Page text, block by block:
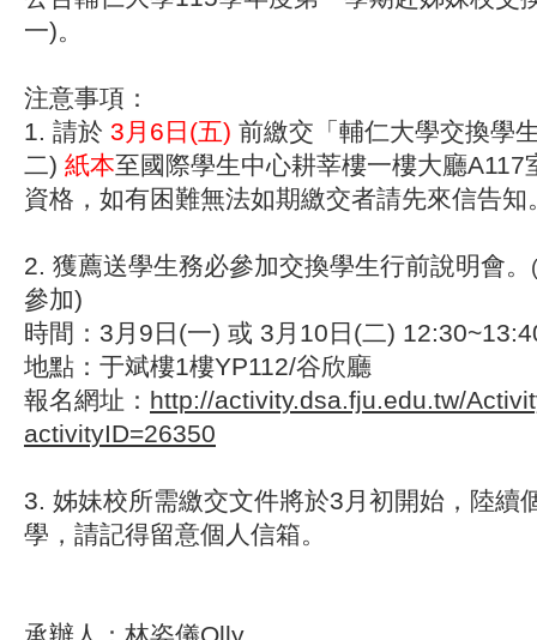
一)。
注意事項：
1. 請於 3月6日(五) 前繳交「輔仁大學交換學
二) 紙本至國際學生中心耕莘樓一樓大廳A117
資格，如有困難無法如期繳交者請先來信告知
2. 獲薦送學生務必參加交換學生行前說明會。 (
參加)
時間： 3月9日(一) 或 3月10日(二)
地點：于斌樓1樓YP112/谷欣廳
報名網址： http://activity.dsa.fju.edu.tw/
activityID=26350
3. 姊妹校所需繳交文件將於3月初開始，陸續
學，請記得留意個人信箱。